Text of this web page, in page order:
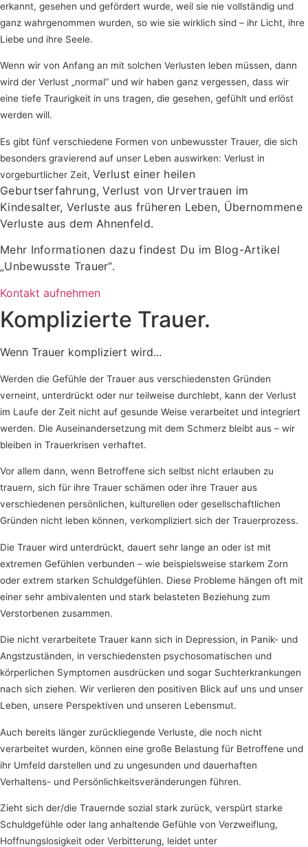
erkannt, gesehen und gefördert wurde, weil sie nie vollständig und
ganz wahrgenommen wurden, so wie sie wirklich sind – ihr Licht, ihre
Liebe und ihre Seele.
Wenn wir von Anfang an mit solchen Verlusten leben müssen, dann
wird der Verlust „normal“ und wir haben ganz vergessen, dass wir
eine tiefe Traurigkeit in uns tragen, die gesehen, gefühlt und erlöst
werden will.
Es gibt fünf verschiedene Formen von unbewusster Trauer, die sich
besonders gravierend auf unser Leben auswirken: Verlust in
vorgeburtlicher Zeit, Verlust einer heilen
Geburtserfahrung,Verlust von Urvertrauen im
Kindesalter, Verluste aus früheren Leben, Übernommene
Verluste aus dem Ahnenfeld.
Mehr Informationen dazu findest Du im Blog-Artikel
„Unbewusste Trauer“.
Kontakt aufnehmen
Komplizierte Trauer.
Wenn Trauer kompliziert wird...
Werden die Gefühle der Trauer aus verschiedensten Gründen
verneint, unterdrückt oder nur teilweise durchlebt, kann der Verlust
im Laufe der Zeit nicht auf gesunde Weise verarbeitet und integriert
werden. Die Auseinandersetzung mit dem Schmerz bleibt aus – wir
bleiben in Trauerkrisen verhaftet.
Vor allem dann, wenn Betroffene sich selbst nicht erlauben zu
trauern, sich für ihre Trauer schämen oder ihre Trauer aus
verschiedenen persönlichen, kulturellen oder gesellschaftlichen
Gründen nicht leben können, verkompliziert sich der Trauerprozess.
Die Trauer wird unterdrückt, dauert sehr lange an oder ist mit
extremen Gefühlen verbunden – wie beispielsweise starkem Zorn
oder extrem starken Schuldgefühlen. Diese Probleme hängen oft mit
einer sehr ambivalenten und stark belasteten Beziehung zum
Verstorbenen zusammen.
Die nicht verarbeitete Trauer kann sich in Depression, in Panik- und
Angstzuständen, in verschiedensten psychosomatischen und
körperlichen Symptomen ausdrücken und sogar Suchterkrankungen
nach sich ziehen. Wir verlieren den positiven Blick auf uns und unser
Leben, unsere Perspektiven und unseren Lebensmut.
Auch bereits länger zurückliegende Verluste, die noch nicht
verarbeitet wurden, können eine große Belastung für Betroffene und
ihr Umfeld darstellen und zu ungesunden und dauerhaften
Verhaltens- und Persönlichkeitsveränderungen führen.
Zieht sich der/die Trauernde sozial stark zurück, verspürt starke
Schuldgefühle oder lang anhaltende Gefühle von Verzweiflung,
Hoffnungslosigkeit oder Verbitterung, leidet unter